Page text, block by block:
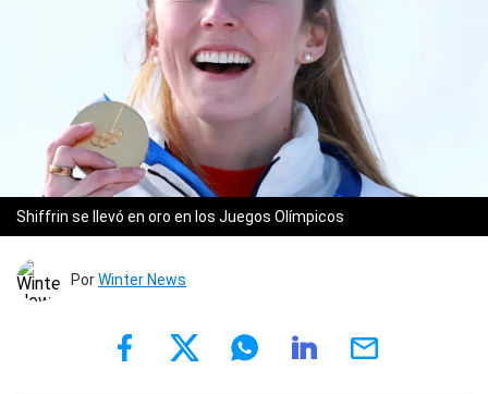
Shiffrin se llevó en oro en los Juegos Olímpicos
PorWinter News